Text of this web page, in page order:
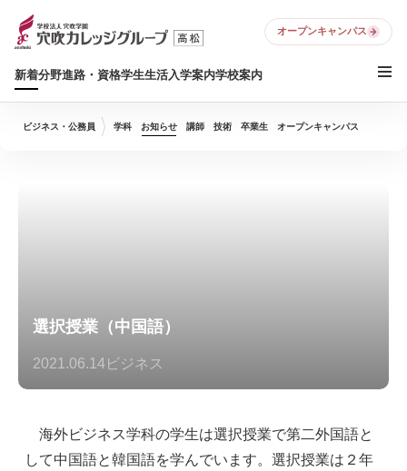
新着分野進路・資格学生生活入学案内学校案内
オープンキャンパス
ビジネス・公務員 学科 お知らせ 講師 技術 卒業生 オープンキャンパス
選択授業（中国語）
2021.06.14ビジネス
海外ビジネス学科の学生は選択授業で第二外国語と
して中国語と韓国語を学んでいます。選択授業は２年